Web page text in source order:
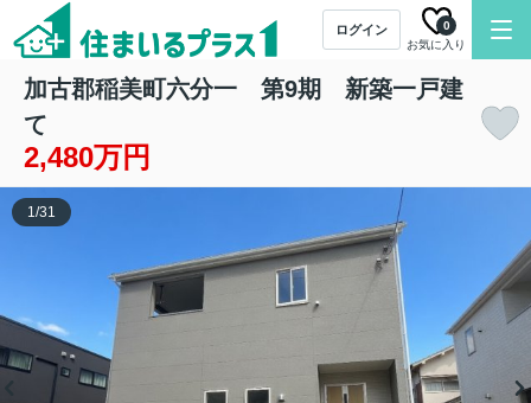
ログイン
お気に入り
0
加古郡稲美町六分一 第9期 新築一戸建
て
2,480万円
1/31